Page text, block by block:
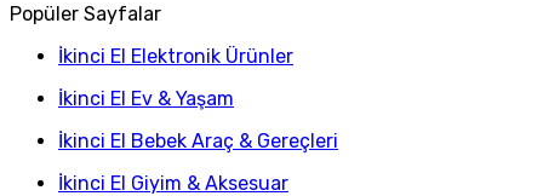
Popüler Sayfalar
İkinci El Elektronik Ürünler
İkinci El Ev & Yaşam
İkinci El Bebek Araç & Gereçleri
İkinci El Giyim & Aksesuar